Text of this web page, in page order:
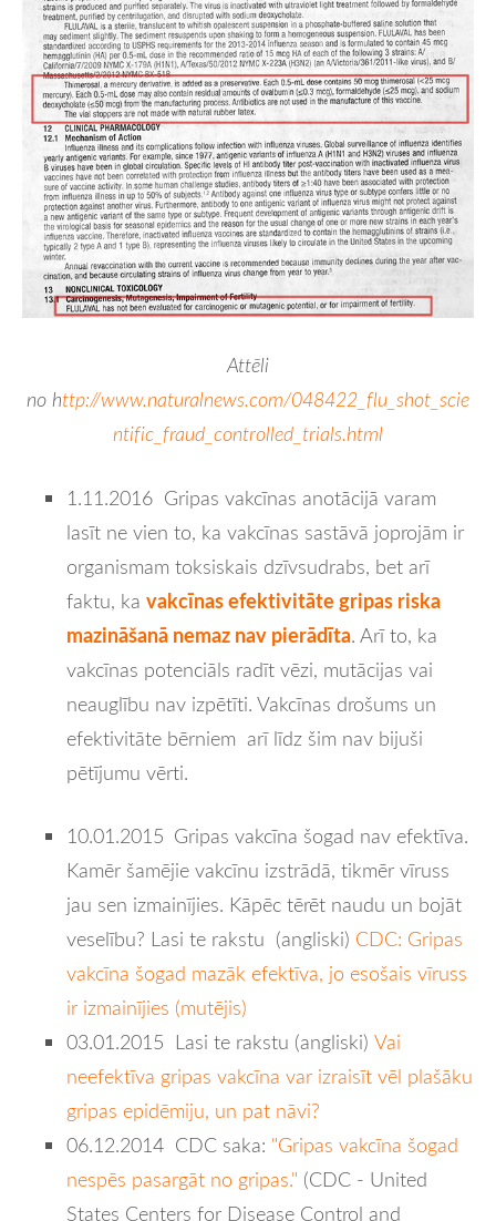
Attēli
no http://www.naturalnews.com/048422_flu_shot_scie
ntific_fraud_controlled_trials.html
1.11.2016 Gripas vakcīnas anotācijā varam
lasīt ne vien to, ka vakcīnas sastāvā joprojām ir
organismam toksiskais dzīvsudrabs, bet arī
faktu, ka vakcīnas efektivitāte gripas riska
mazināšanā nemaz nav pierādīta. Arī to, ka
vakcīnas potenciāls radīt vēzi, mutācijas vai
neauglību nav izpētīti. Vakcīnas drošums un
efektivitāte bērniem arī līdz šim nav bijuši
pētījumu vērti.
10.01.2015 Gripas vakcīna šogad nav efektīva.
Kamēr šamējie vakcīnu izstrādā, tikmēr vīruss
jau sen izmainījies. Kāpēc tērēt naudu un bojāt
veselību? Lasi te rakstu (angliski) CDC: Gripas
vakcīna šogad mazāk efektīva, jo esošais vīruss
ir izmainījies (mutējis)
03.01.2015 Lasi te rakstu (angliski) Vai
neefektīva gripas vakcīna var izraisīt vēl plašāku
gripas epidēmiju, un pat nāvi?
06.12.2014 CDC saka: "Gripas vakcīna šogad
nespēs pasargāt no gripas." (CDC - United
States Centers for Disease Control and